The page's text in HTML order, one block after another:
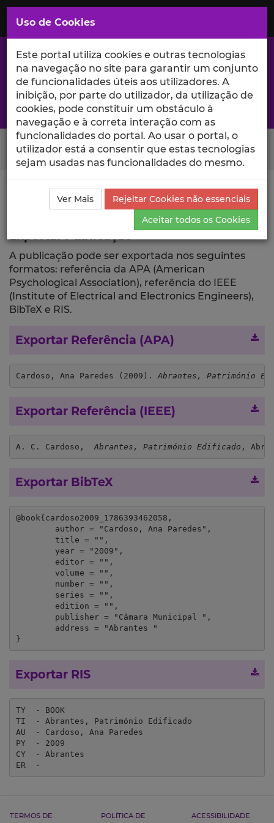
Saltar
para
Conteúdo
Principal
A excelência da investigação e ciência no Iscte
Search Button
Ciência_Iscte Publicações
Descrição Detalhada da
Publicação
Exportar
A publicação pode ser exportada nos seguintes
formatos: referência da APA (American
Psychological Association), referência do IEEE
(Institute of Electrical and Electronics Engineers),
BibTeX e RIS.
Exportar Referência (APA)
Cardoso, Ana Paredes (2009). Abrantes, Património
Exportar Referência (IEEE)
A. C. Cardoso, Abrantes, Património Edificado ,
Exportar BibTeX
@book{cardoso2009_1786393462058,
}
Exportar RIS
TY  - BOOK
TI  - Abrantes, Património Edificado
AU  - Cardoso, Ana Paredes
PY  - 2009
CY  - Abrantes
ER  -
TERMOS DE POLÍTICA DE ACESSIBILIDADE
Uso de Cookies
Este portal utiliza cookies e outras tecnologias
na navegação no site para garantir um conjunto
de funcionalidades úteis aos utilizadores. A
inibição, por parte do utilizador, da utilização de
cookies, pode constituir um obstáculo à
navegação e à correta interação com as
funcionalidades do portal. Ao usar o portal, o
utilizador está a consentir que estas tecnologias
sejam usadas nas funcionalidades do mesmo.
Ver Mais
Rejeitar Cookies não essenciais
Aceitar todos os Cookies